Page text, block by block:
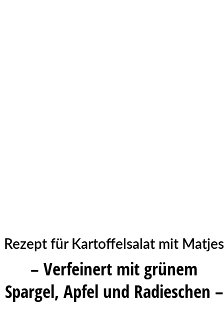
Rezept für Kartoffelsalat mit Matjes
– Verfeinert mit grünem
Spargel, Apfel und Radieschen –